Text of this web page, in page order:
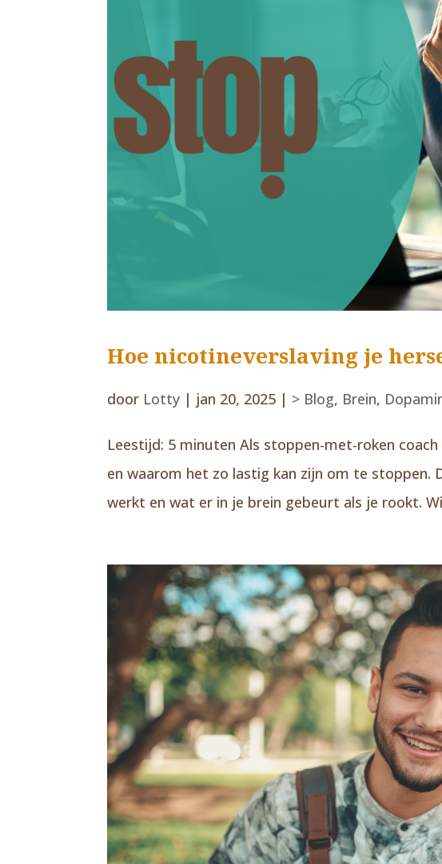
Hoe nicotineverslaving je
door Lotty | jan 20, 2025 | > Blog, Brein,
Leestijd: 5 minuten Als stoppen-met-roken
en waarom het zo lastig kan zijn om te stoppen.
werkt en wat er in je brein gebeurt als je rookt.